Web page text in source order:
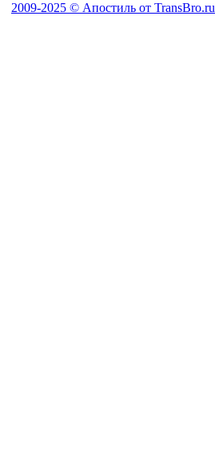
2009-2025 © Апостиль от TransBro.ru